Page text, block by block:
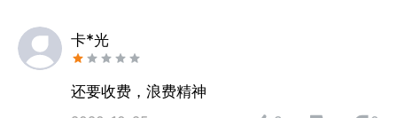
卡*光
还要收费，浪费精神